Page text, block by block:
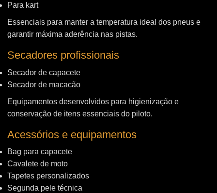
Para kart
Essenciais para manter a temperatura ideal dos pneus e
garantir máxima aderência nas pistas.
Secadores profissionais
Secador de capacete
Secador de macacão
Equipamentos desenvolvidos para higienização e
conservação de itens essenciais do piloto.
Acessórios e equipamentos
Bag para capacete
Cavalete de moto
Tapetes personalizados
Segunda pele técnica